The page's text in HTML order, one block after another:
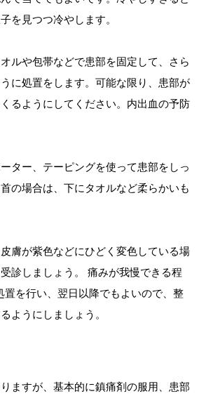
を見つつ冷やします。
ルや包帯などで患部を固定して、さら
に処置をします。可能な限り、患部が
るようにしてください。内出血の予防
ター、テーピングを使って患部をしっ
の場合は、下にタオルなど柔らかいも
膚が紫色などにひどく変色している場
診しましょう。 痛みが我慢できる程
置を行い、翌日以降でもよいので、整
ようにしましょう。
ますが、基本的に鎮痛剤の服用、患部